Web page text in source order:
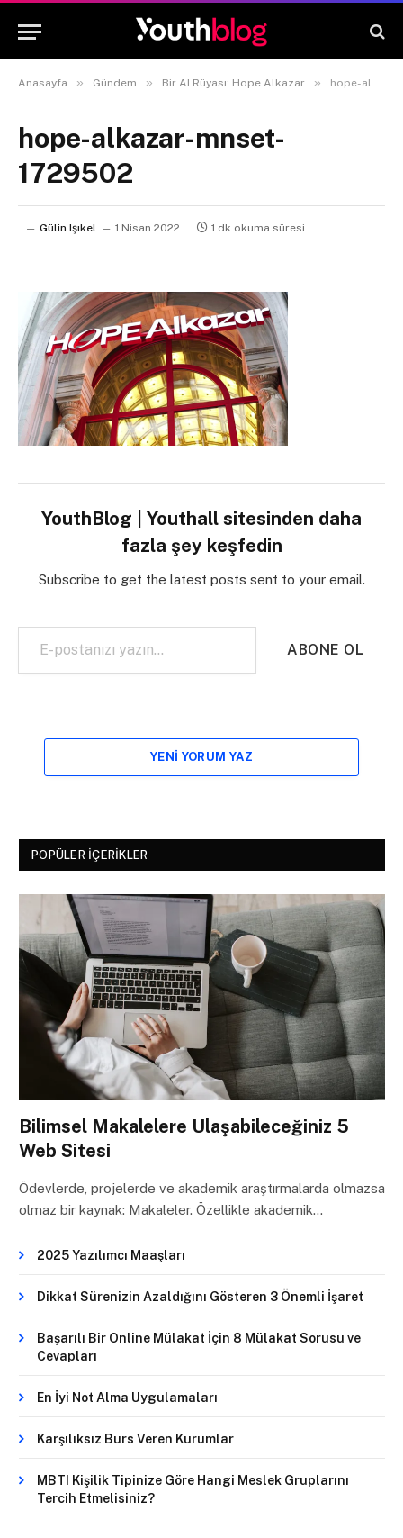
Anasayfa » Gündem » Bir AI Rüyası: Hope Alkazar » hope-alkazar-mnset-1729502
hope-alkazar-mnset-
1729502
Gülin Işıkel 1 Nisan 2022 1 dk okuma süresi
YouthBlog | Youthall sitesinden daha
fazla şey keşfedin
Subscribe to get the latest posts sent to your email.
E-postanızı yazın…
ABONE OL
YENI YORUM YAZ
POPÜLER İÇERIKLER
Bilimsel Makalelere Ulaşabileceğiniz 5
Web Sitesi
Ödevlerde, projelerde ve akademik araştırmalarda olmazsa
olmaz bir kaynak: Makaleler. Özellikle akademik…
2025 Yazılımcı Maaşları
Dikkat Sürenizin Azaldığını Gösteren 3 Önemli İşaret
Başarılı Bir Online Mülakat İçin 8 Mülakat Sorusu ve
Cevapları
En İyi Not Alma Uygulamaları
Karşılıksız Burs Veren Kurumlar
MBTI Kişilik Tipinize Göre Hangi Meslek Gruplarını
Tercih Etmelisiniz?